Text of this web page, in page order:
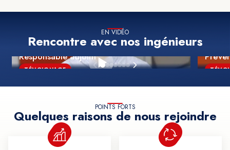
EN VIDÉO
Rencontre avec nos ingénieurs
TÉMOIGNAGE
ANTHONY
Responsable adjoint
POINTS FORTS
Quelques raisons de nous rejoindre